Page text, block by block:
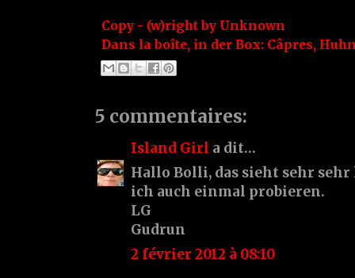
Copy - (w)right by Unknown
Dans la boîte, in der Box: Câpres,
5 commentaires:
Island Girl a dit…
Hallo Bolli, das sieht sehr sehr
ich auch einmal probieren.
LG
Gudrun
2 février 2012 à 08:10